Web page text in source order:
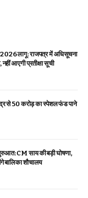
2026 लागू: राजपत्र में अधिसूचना
आएगी प्रतीक्षा सूची
से ₹50 करोड़ का स्पेशल फंड पाने
CM साय की बड़ी घोषणा,
बालिका शौचालय